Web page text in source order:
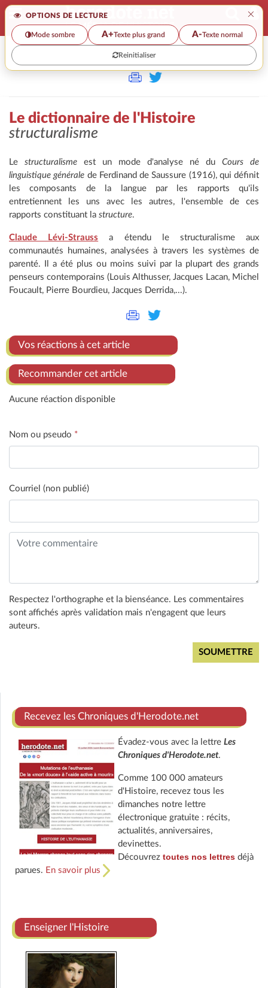
OPTIONS DE LECTURE ×
Mode sombre A+Texte plus grand A-Texte normal
Reinitialiser
>>
Le dictionnaire de l'Histoire
structuralisme
Le structuralisme est un mode d'analyse né du Cours de
linguistique générale de Ferdinand de Saussure (1916), qui définit
les composants de la langue par les rapports qu'ils
entretiennent les uns avec les autres, l'ensemble de ces
rapports constituant la structure.
Claude Lévi-Strauss a étendu le structuralisme aux
communautés humaines, analysées à travers les systèmes de
parenté. Il a été plus ou moins suivi par la plupart des grands
penseurs contemporains (Louis Althusser, Jacques Lacan, Michel
Foucault, Pierre Bourdieu, Jacques Derrida,...).
Vos réactions à cet article
Recommander cet article
Aucune réaction disponible
Nom ou pseudo *
Courriel (non publié)
Respectez l'orthographe et la bienséance. Les commentaires
sont affichés après validation mais n'engagent que leurs
auteurs.
Recevez les Chroniques d'Herodote.net
Évadez-vous avec la lettre Les
Chroniques d'Herodote.net.
Comme 100 000 amateurs
d'Histoire, recevez tous les
dimanches notre lettre
électronique gratuite : récits,
actualités, anniversaires,
devinettes.
Découvrez toutes nos lettresdéjà
parues. En savoir plus
Enseigner l'Histoire